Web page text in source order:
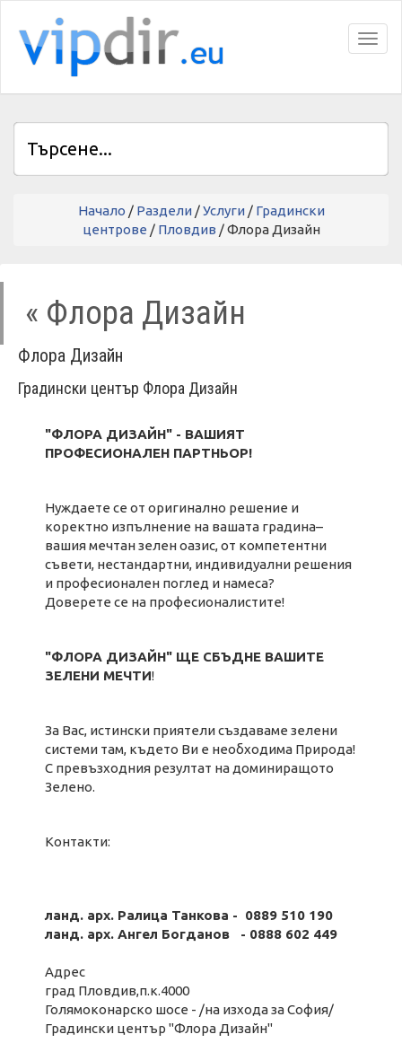
Начало / Раздели/Услуги/ Градински
центрове / Пловдив / Флора Дизайн
« Флора Дизайн
Флора Дизайн
Градински център Флора Дизайн
"ФЛОРА ДИЗАЙН" - ВАШИЯТ
ПРОФЕСИОНАЛЕН ПАРТНЬОР!
Нуждаете се от оригинално решение и
коректно изпълнение на вашата градина–
вашия мечтан зелен оазис, от компетентни
съвети, нестандартни, индивидуални решения
и професионален поглед и намеса?
Доверете се на професионалистите!
"ФЛОРА ДИЗАЙН" ЩЕ СБЪДНЕ ВАШИТЕ
ЗЕЛЕНИ МЕЧТИ!
За Вас, истински приятели създаваме зелени
системи там, където Ви e необходима Природа!
С превъзходния резултат на доминиращото
Зелено.
Контакти:
ланд. арх. Ралица Танкова - 0889 510 190
ланд. арх. Ангел Богданов - 0888 602 449
Адрес
град Пловдив,п.к.4000
Голямоконарско шосе - /на изхода за София/
Градински център "Флора Дизайн"